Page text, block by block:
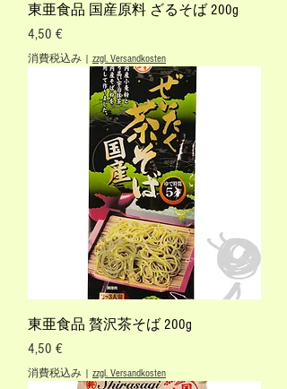
東亜食品 国産原料 ざるそば 200g
価格
4,50 €
消費税込み | zzgl. Versandkosten
東亜食品 贅沢茶そば 200g
価格
4,50 €
消費税込み | zzgl. Versandkosten